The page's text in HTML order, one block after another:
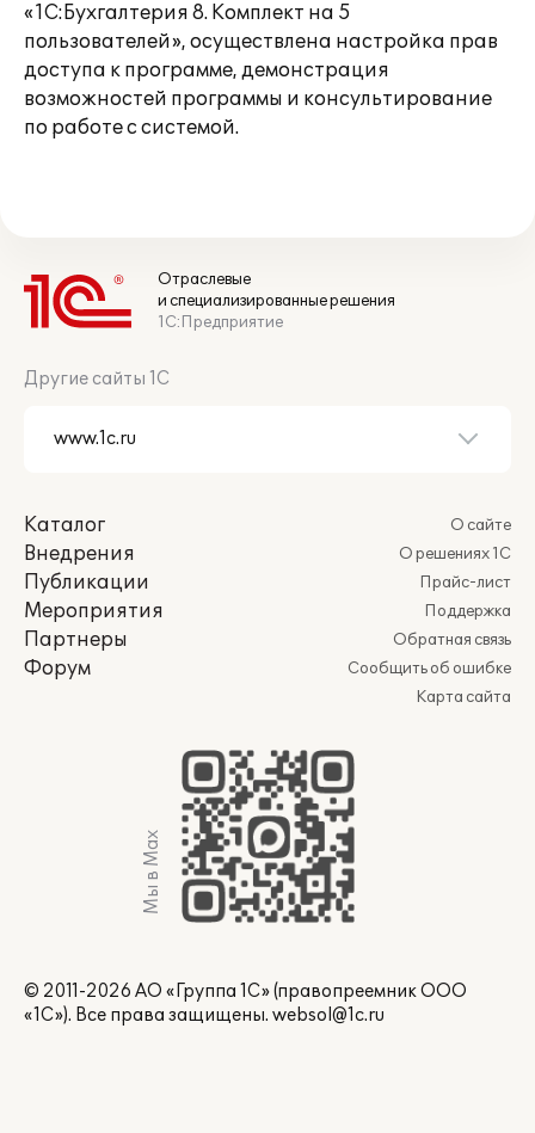
«1С:Бухгалтерия 8. Комплект на 5
пользователей», осуществлена настройка прав
доступа к программе, демонстрация
возможностей программы и консультирование
по работе с системой.
Отраслевые
и специализированные решения
1С:Предприятие
Другие сайты 1С
Каталог
Внедрения
Публикации
Мероприятия
Партнеры
Форум
О сайте
О решениях 1С
Прайс-лист
Поддержка
Обратная связь
Сообщить об ошибке
Карта сайта
Мы в Max
© 2011-2026 АО «Группа 1С» (правопреемник ООО
«1С»). Все права защищены. websol@1c.ru